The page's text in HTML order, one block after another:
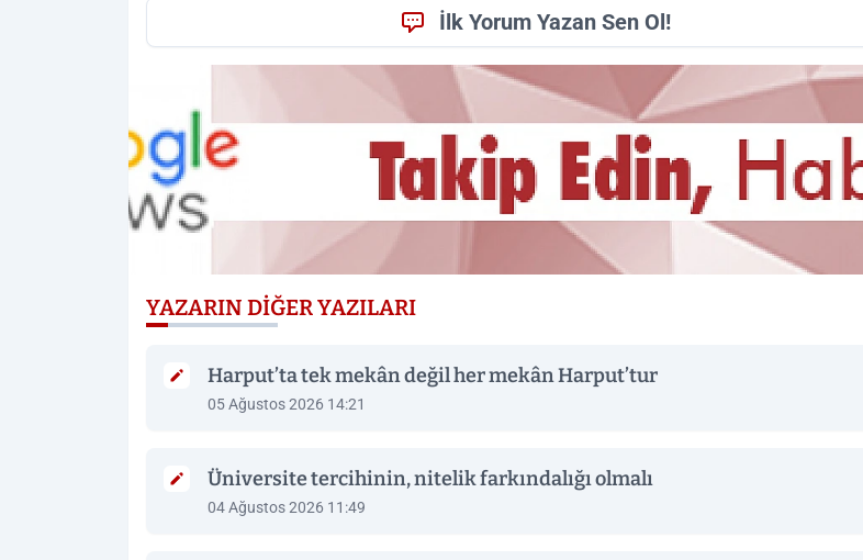
İlk Yorum Yazan Sen Ol!
YAZARIN DIĞER YAZILARI
Harput’ta tek mekân değil her mekân Harput’tur
05 Ağustos 2026 14:21
Üniversite tercihinin, nitelik farkındalığı olmalı
04 Ağustos 2026 11:49